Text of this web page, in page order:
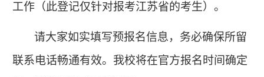
工作（此登记仅针对报考江苏省的考生）。
请大家如实填写预报名信息，务必确保所留
联系电话畅通有效。我校将在官方报名时间确定